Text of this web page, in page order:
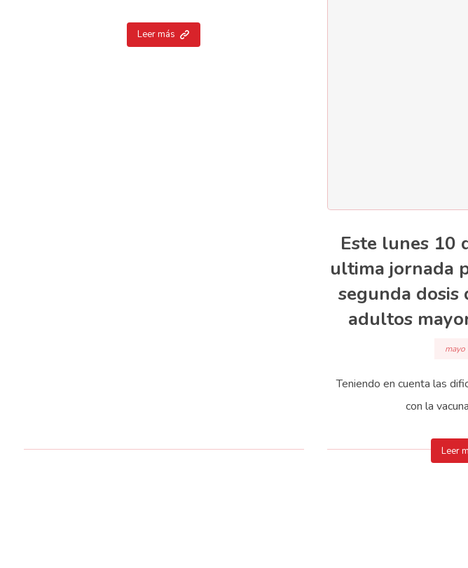
Leer más
Este lunes 10
ultima jornada
segunda dosis
adultos
mayo
Teniendo en cuenta las
con la
Leer